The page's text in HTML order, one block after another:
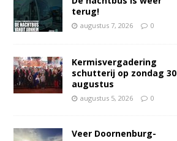
terug!
augustus 7, 2026 0
Kermisvergadering
schutterij op zondag 30
augustus
augustus 5, 2026 0
Veer Doornenburg-